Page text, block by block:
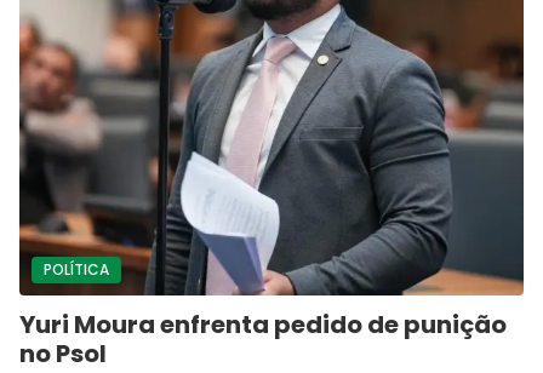
POLÍTICA
Yuri Moura enfrenta pedido de punição
no Psol